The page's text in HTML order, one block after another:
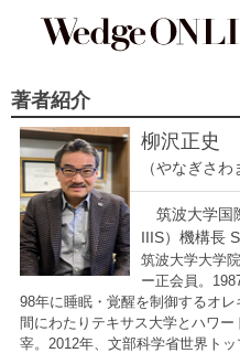
著者紹介
柳沢正史
（やなぎさわ
筑波大学国
IIIS）機構長
筑波大学大学
ー正会員。
98年に睡眠・覚醒を制御するオ
間にわたりテキサス大学とハワ
宰。2012年、文部科学省世界ト